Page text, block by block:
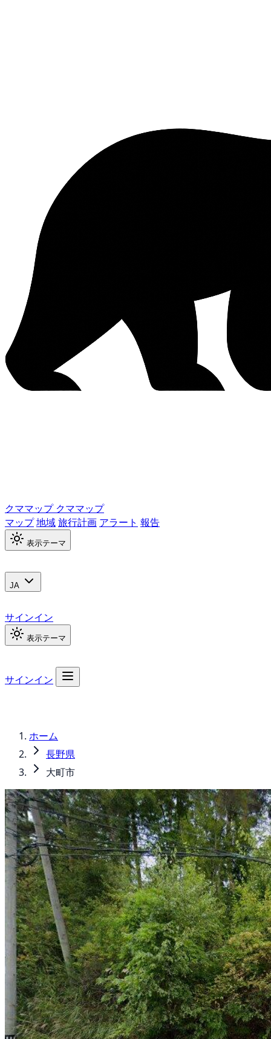
クママップ クママップ
マップ地域旅行計画 アラート 報告
表示テーマ
JA
サインイン
表示テーマ
サインイン
ホーム
長野県
大町市